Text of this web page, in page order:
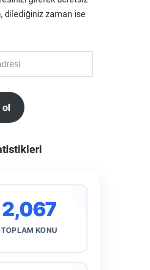
dilediğiniz zaman ise
ol
2,067
TOPLAM KONU